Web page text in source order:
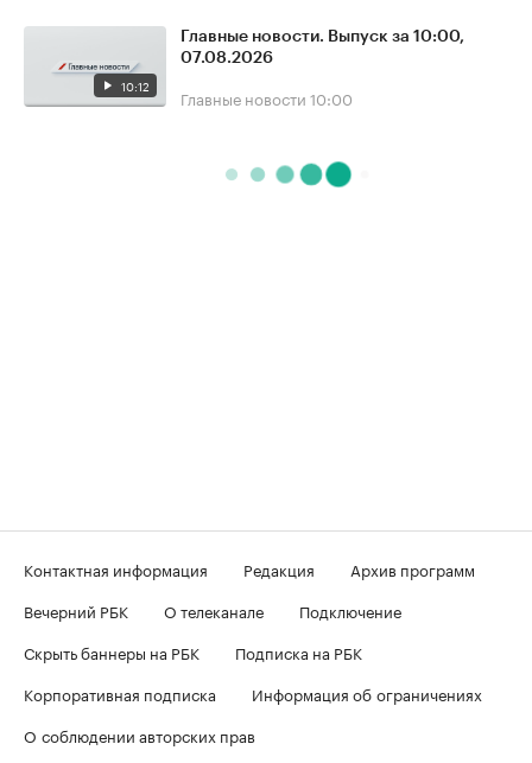
10:12
Главные новости. Выпуск за 10:00,
07.08.2026
Главные новости 10:00
Контактная информация Редакция
Архив программ
Вечерний РБК
О телеканале
Подключение
Скрыть баннеры на РБК
Подписка на РБК
Корпоративная подписка
Информация об ограничениях
О соблюдении авторских прав